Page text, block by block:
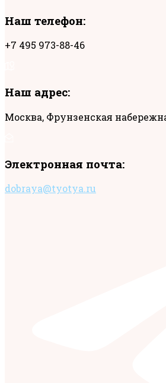
Наш телефон:
+7 495 973-88-46
Наш адрес:
Москва, Фрунзенская
Электронная почта:
dobraya@tyotya.ru